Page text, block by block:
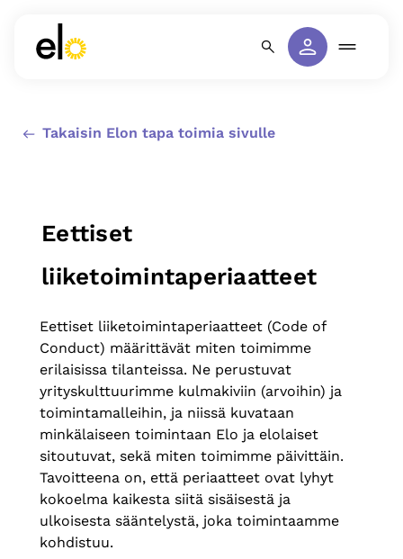
Takaisin Elon tapa toimia sivulle
Eettiset
liiketoimintaperiaatteet
Eettiset liiketoimintaperiaatteet (Code of
Conduct) määrittävät miten toimimme
erilaisissa tilanteissa. Ne perustuvat
yrityskulttuurimme kulmakiviin (arvoihin) ja
toimintamalleihin, ja niissä kuvataan
minkälaiseen toimintaan Elo ja elolaiset
sitoutuvat, sekä miten toimimme päivittäin.
Tavoitteena on, että periaatteet ovat lyhyt
kokoelma kaikesta siitä sisäisestä ja
ulkoisesta sääntelystä, joka toimintaamme
kohdistuu.